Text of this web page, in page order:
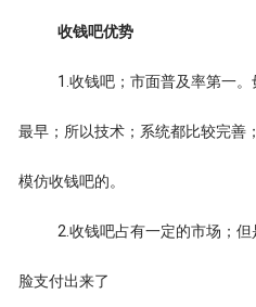
收钱吧优势
1.收钱吧；市面普及率第一
最早；所以技术；系统都比较完善
模仿收钱吧的。
2.收钱吧占有一定的市场；
脸支付出来了